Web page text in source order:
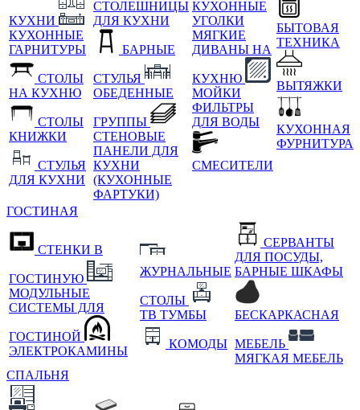
КУХНИ
КУХОННЫЕ
ГАРНИТУРЫ
СТОЛЫ
НА КУХНЮ
СТОЛЫ
КНИЖКИ
СТУЛЬЯ
ДЛЯ КУХНИ
СТОЛЕШНИЦЫ
ДЛЯ КУХНИ
БАРНЫЕ
СТУЛЬЯ
ОБЕДЕННЫЕ
ГРУППЫ
СТЕНОВЫЕ
ПАНЕЛИ ДЛЯ
КУХНИ
(КУХОННЫЕ
ФАРТУКИ)
КУХОННЫЕ
УГОЛКИ
МЯГКИЕ
ДИВАНЫ НА
КУХНЮ
МОЙКИ
ФИЛЬТРЫ
ДЛЯ ВОДЫ
СМЕСИТЕЛИ
БЫТОВАЯ
ТЕХНИКА
ВЫТЯЖКИ
КУХОННАЯ
ФУРНИТУРА
ГОСТИНАЯ
СТЕНКИ В
ГОСТИНУЮ
МОДУЛЬНЫЕ
СИСТЕМЫ ДЛЯ
ГОСТИНОЙ
ЭЛЕКТРОКАМИНЫ
ЖУРНАЛЬНЫЕ
СТОЛЫ
ТВ ТУМБЫ
КОМОДЫ
СЕРВАНТЫ
ДЛЯ ПОСУДЫ,
БАРНЫЕ ШКАФЫ
БЕСКАРКАСНАЯ
МЕБЕЛЬ
МЯГКАЯ МЕБЕЛЬ
СПАЛЬНЯ